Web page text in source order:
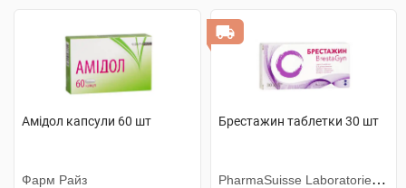
Амідол капсули 60 шт
Фарм Райз
Брестажин таблетки 30 шт
PharmaSuisse Laboratories